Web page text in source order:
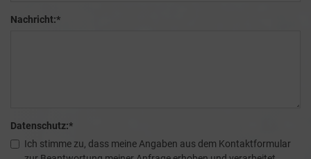
Nachricht:*
Datenschutz:*
Ich stimme zu, dass meine Angaben aus dem Kontaktformular